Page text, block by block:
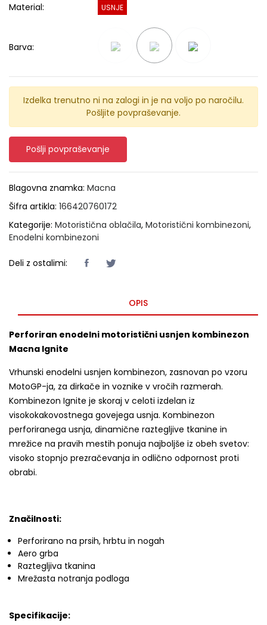
Material: USNJE
Barva:
Izdelka trenutno ni na zalogi in je na voljo po naročilu.
Pošljite povpraševanje.
Pošlji povpraševanje
Blagovna znamka: Macna
Šifra artikla: 166420760172
Kategorije: Motoristična oblačila, Motoristični kombinezoni,
Enodelni kombinezoni
Deli z ostalimi:
OPIS
Perforiran enodelni motoristični usnjen kombinezon
Macna Ignite
Vrhunski enodelni usnjen kombinezon, zasnovan po vzoru
MotoGP-ja, za dirkače in voznike v vročih razmerah.
Kombinezon Ignite je skoraj v celoti izdelan iz
visokokakovostnega govejega usnja. Kombinezon
perforiranega usnja, dinamične raztegljive tkanine in
mrežice na pravih mestih ponuja najboljše iz obeh svetov:
visoko stopnjo prezračevanja in odlično odpornost proti
obrabi.
Značilnosti:
Perforirano na prsih, hrbtu in nogah
Aero grba
Raztegljiva tkanina
Mrežasta notranja podloga
Specifikacije: